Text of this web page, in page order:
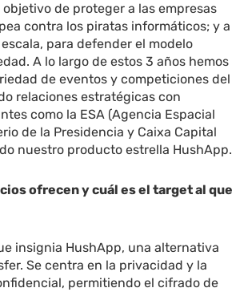
objetivo de proteger a las empresas
contra los piratas informáticos; y a
para defender el modelo
A lo largo de estos 3 años hemos
de eventos y competiciones del
relaciones estratégicas con
como la ESA (Agencia Espacial
de la Presidencia y Caixa Capital
nuestro producto estrella HushApp.
ofrecen y cuál es el target al que
insignia HushApp, una alternativa
Se centra en la privacidad y la
permitiendo el cifrado de